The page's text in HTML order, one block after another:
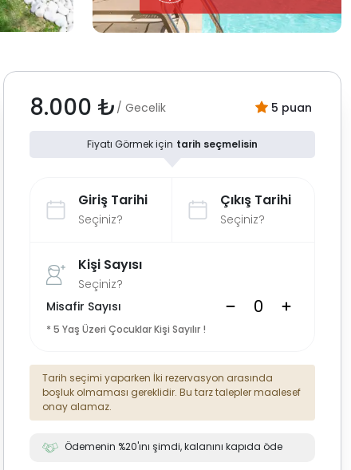
8.000 ₺ / Gecelik 5 puan
Fiyatı Görmek için tarih seçmelisin
Giriş Tarihi
Seçiniz?
Çıkış Tarihi
Seçiniz?
Kişi Sayısı
Seçiniz?
Misafir Sayısı
* 5 Yaş Üzeri Çocuklar Kişi Sayılır !
Tarih seçimi yaparken İki rezervasyon arasında
boşluk olmaması gereklidir. Bu tarz talepler maalesef
onay alamaz.
Ödemenin %20'ını şimdi, kalanını kapıda öde